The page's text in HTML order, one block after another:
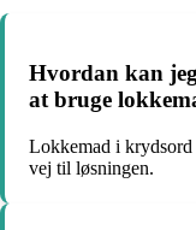
Hvordan kan
at bruge
Lokkemad i krydsord
vej til løsningen.